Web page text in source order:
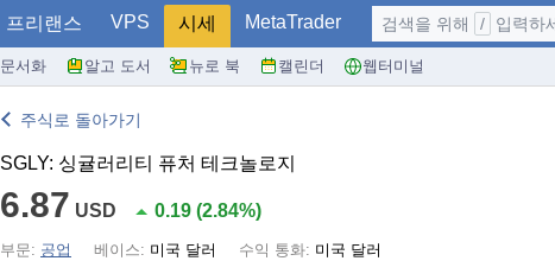
프리랜스 VPS 시세 MetaTrader
문서화 알고 도서 뉴로 북 캘린더 웹터미널
검색을 위해 / 입력하세
주식로 돌아가기
SGLY: 싱귤러리티 퓨처 테크놀로지
6.87 USD 0.19 (2.84%)
부문: 공업 베이스: 미국 달러 수익 통화: 미국 달러